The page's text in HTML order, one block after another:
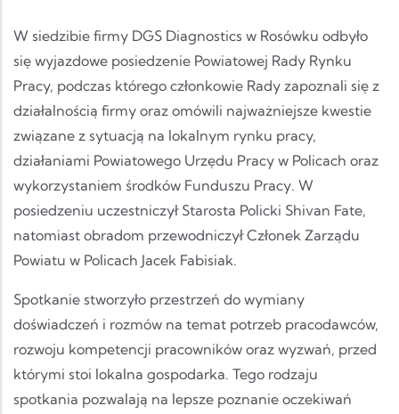
W siedzibie firmy DGS Diagnostics w Rosówku odbyło
się wyjazdowe posiedzenie Powiatowej Rady Rynku
Pracy, podczas którego członkowie Rady zapoznali się z
działalnością firmy oraz omówili najważniejsze kwestie
związane z sytuacją na lokalnym rynku pracy,
działaniami Powiatowego Urzędu Pracy w Policach oraz
wykorzystaniem środków Funduszu Pracy. W
posiedzeniu uczestniczył Starosta Policki Shivan Fate,
natomiast obradom przewodniczył Członek Zarządu
Powiatu w Policach Jacek Fabisiak.
Spotkanie stworzyło przestrzeń do wymiany
doświadczeń i rozmów na temat potrzeb pracodawców,
rozwoju kompetencji pracowników oraz wyzwań, przed
którymi stoi lokalna gospodarka. Tego rodzaju
spotkania pozwalają na lepsze poznanie oczekiwań